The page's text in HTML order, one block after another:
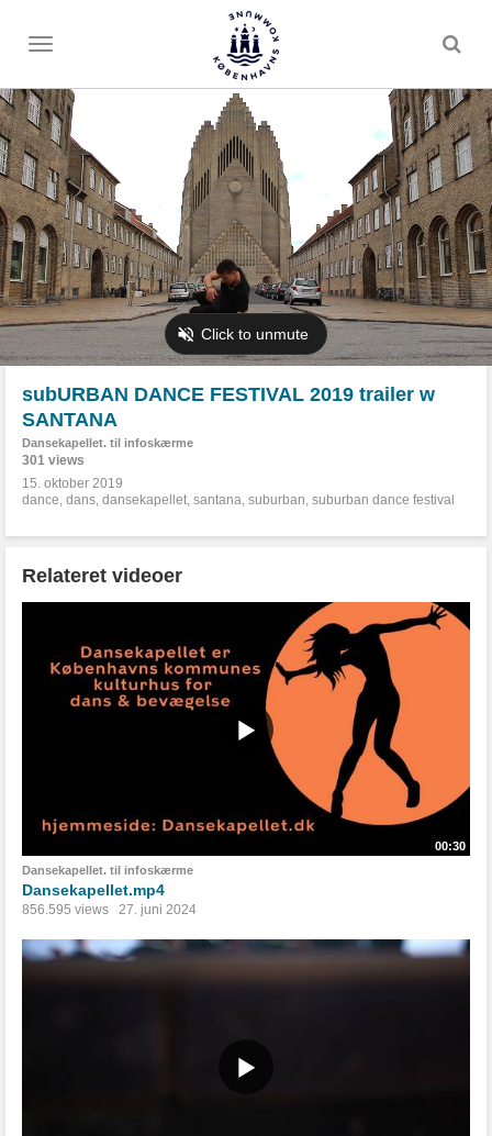
Toggle
subURBAN DANCE FESTIVAL 2019 trailer w
SANTANA
Dansekapellet. til infoskærme
301 views
15. oktober 2019
dance, dans, dansekapellet, santana, suburban, suburban dance festival
Relateret videoer
00:30
Dansekapellet. til infoskærme
Dansekapellet.mp4
856.595 views 27. juni 2024